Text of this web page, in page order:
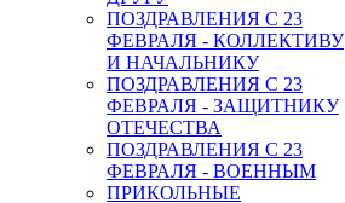
ПОЗДРАВЛЕНИЯ С 23
ФЕВРАЛЯ - КОЛЛЕКТИВУ
И НАЧАЛЬНИКУ
ПОЗДРАВЛЕНИЯ С 23
ФЕВРАЛЯ - ЗАЩИТНИКУ
ОТЕЧЕСТВА
ПОЗДРАВЛЕНИЯ С 23
ФЕВРАЛЯ - ВОЕННЫМ
ПРИКОЛЬНЫЕ